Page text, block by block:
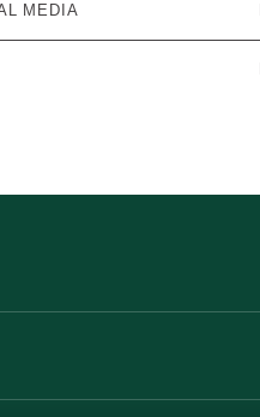
MEDIA